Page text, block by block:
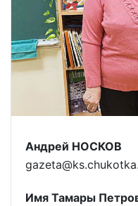
Андрей НОСКОВ
Имя Тамары